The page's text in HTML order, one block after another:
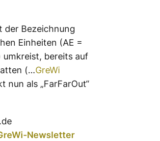
der Bezeichnung
Einheiten (AE =
bereits auf
(…GreWi
nun als „FarFarOut“
Newsletter